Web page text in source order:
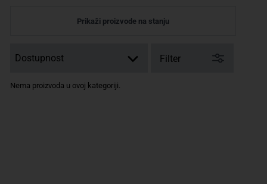
Prikaži proizvode na stanju
Filter
Nema proizvoda u ovoj kategoriji.